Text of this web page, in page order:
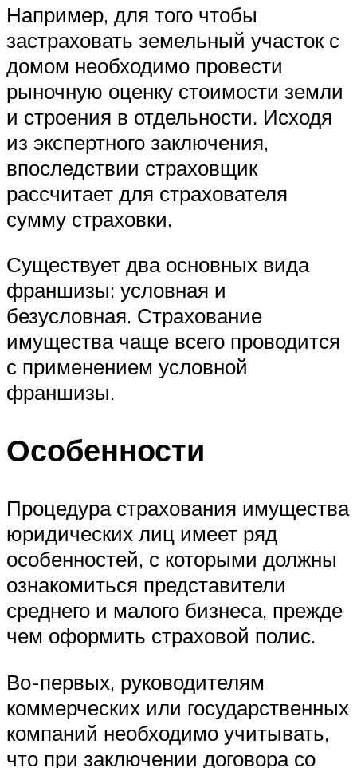
Например, для того чтобы
застраховать земельный участок с
домом необходимо провести
рыночную оценку стоимости земли
и строения в отдельности. Исходя
из экспертного заключения,
впоследствии страховщик
рассчитает для страхователя
сумму страховки.
Существует два основных вида
франшизы: условная и
безусловная. Страхование
имущества чаще всего проводится
с применением условной
франшизы.
Особенности
Процедура страхования имущества
юридических лиц имеет ряд
особенностей, с которыми должны
ознакомиться представители
среднего и малого бизнеса, прежде
чем оформить страховой полис.
Во-первых, руководителям
коммерческих или государственных
компаний необходимо учитывать,
что при заключении договора со